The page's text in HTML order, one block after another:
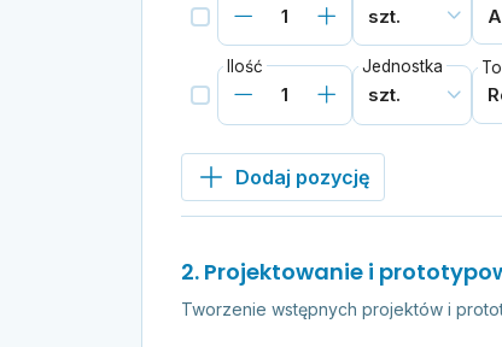
Ilość Jednostka
Dodaj pozycję
2. Projektowanie i
Tworzenie wstępnych projektów i